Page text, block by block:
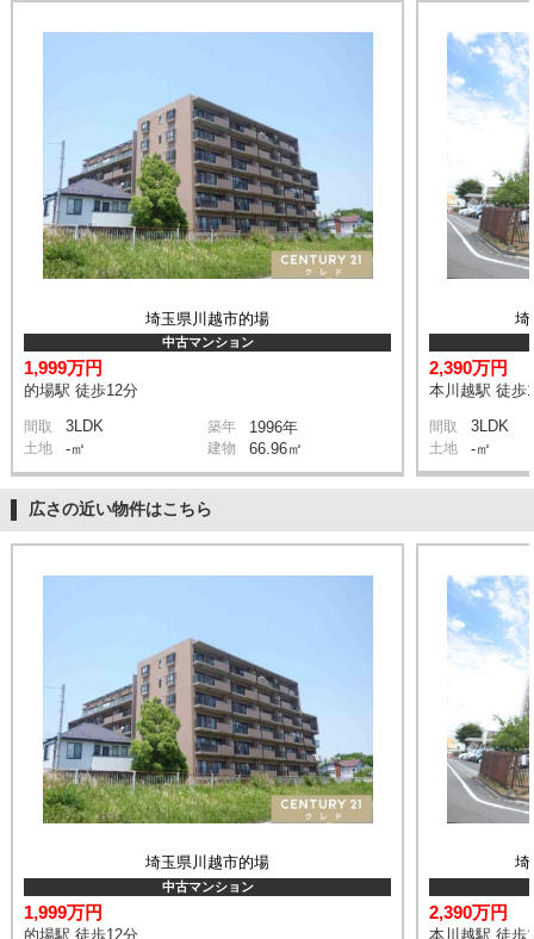
埼玉県川越市的場
中古マンション
1,999万円
的場駅 徒歩12分
間取 3LDK 築年 1996年
土地 -㎡ 建物 66.96㎡
埼
2,390万円
本川越駅 徒歩
間取 3LDK
土地 -㎡
広さの近い物件はこちら
埼玉県川越市的場
中古マンション
1,999万円
的場駅 徒歩12分
埼
2,390万円
本川越駅 徒歩